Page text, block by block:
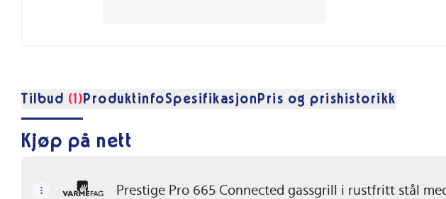
Tilbud (1) ProduktinfoSpesifikasjon Pris og prishistorikk
Kjøp på nett
Prestige Pro 665 Connected gassgrill i rustfritt stål